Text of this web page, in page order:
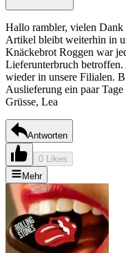
Hallo rambler, vielen
Artikel bleibt weiterhin in
Knäckebrot Roggen war
Lieferunterbruch betroffen.
wieder in unsere Filialen.
Auslieferung ein paar
Grüsse, Lea
Antworten
0 Likes
Mehr